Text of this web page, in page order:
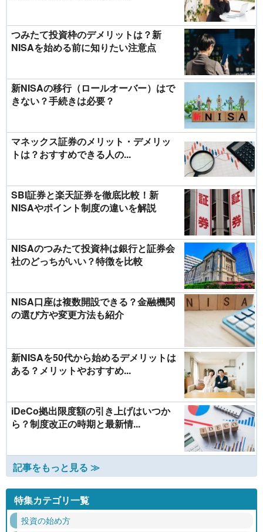
つみたて投資枠のデメリットは？新
NISAを始める前に知りたい注意点
新NISAの移行（ロールオーバー）はで
きない？手続きは必要？
マネックス証券のメリット・デメリッ
トは？おすすめできる人の...
SBI証券と楽天証券を徹底比較！新
NISAやポイント制度の違いを解説
NISAのつみたて投資枠は銀行と証券会
社のどっちがいい？特徴を比較
NISA口座は複数開設できる？金融機関
の選び方や変更方法も紹介
新NISAを50代から始めるデメリットは
ある？メリットやおすすめ...
iDeCo拠出限度額の引き上げはいつか
ら？制度改正の時期と最新情...
記事をもっと見る ≫
特集カテゴリ一覧
投資の始め方